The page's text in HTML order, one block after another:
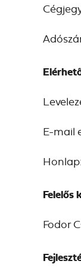
E-mail
Felelős
Fodor